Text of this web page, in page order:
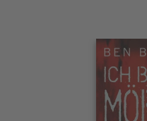
Interaktives